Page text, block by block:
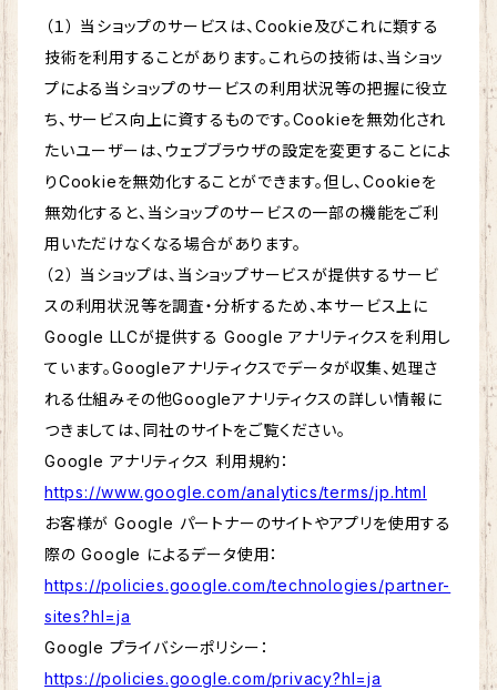
（１） 当ショップのサービスは、Cookie及びこれに類する
技術を利用することがあります。これらの技術は、当ショッ
プによる当ショップのサービスの利用状況等の把握に役立
ち、サービス向上に資するものです。Cookieを無効化され
たいユーザーは、ウェブブラウザの設定を変更することによ
りCookieを無効化することができます。但し、Cookieを
無効化すると、当ショップのサービスの一部の機能をご利
用いただけなくなる場合があります。
（２） 当ショップは、当ショップサービスが提供するサービ
スの利用状況等を調査・分析するため、本サービス上に
Google LLCが提供する Google アナリティクスを利用し
ています。Googleアナリティクスでデータが収集、処理さ
れる仕組みその他Googleアナリティクスの詳しい情報に
つきましては、同社のサイトをご覧ください。
Google アナリティクス 利用規約：
https://www.google.com/analytics/terms/jp.html
お客様が Google パートナーのサイトやアプリを使用する
際の Google によるデータ使用：
https://policies.google.com/technologies/partner-
sites?hl=ja
Google プライバシーポリシー：
https://policies.google.com/privacy?hl=ja